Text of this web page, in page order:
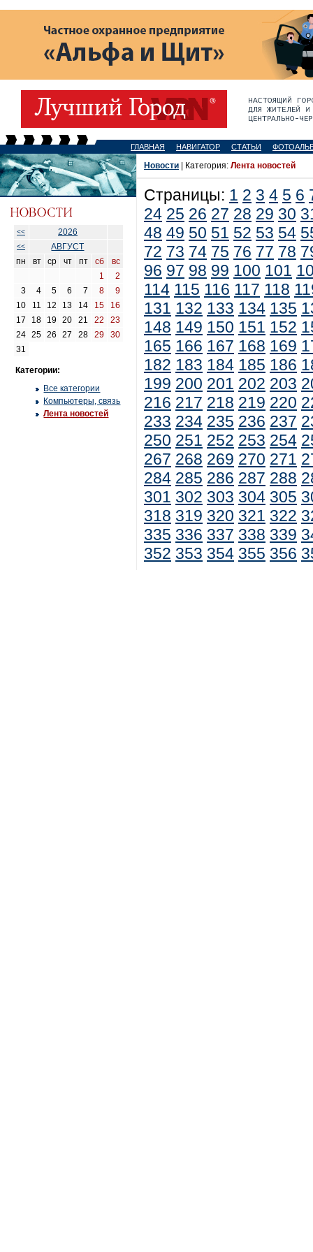
ГЛАВНАЯ НАВИГАТОР СТАТЬИ
<< 2026
<<
АВГУСТ
пн
вт ср чт пт сб
вс
1
2
3
4 5 6 7 8
9
10
11 12 13 14 15
16
17
18 19 20 21 22
23
24
25 26 27 28 29
30
31
Категории:
Все категории
Компьютеры, связь
Лента новостей
Новости | Категория: Лента новостей
Страницы: 1 2 3 4 5 6
24 25 26 27 28 29 30
48 49 50 51 52 53 54
72 73 74 75 76 77 78
96 97 98 99 100 101
114 115 116 117 118
131 132 133 134 135
148 149 150 151 152
165 166 167 168 169
182 183 184 185 186
199 200 201 202 203
216 217 218 219 220
233 234 235 236 237
250 251 252 253 254
267 268 269 270 271
284 285 286 287 288
301 302 303 304 305
318 319 320 321 322
335 336 337 338 339
352 353 354 355 356